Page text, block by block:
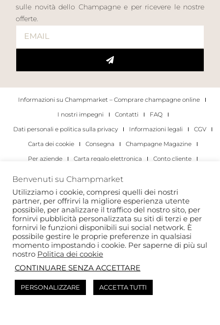
sulle novità dello Champagne e per ricevere le nostre
offerte.
Informazioni su Champmarket – Comprare champagne online
I nostri impegni
Contatti
FAQ
Dati personali e politica sulla privacy
Informazioni legali
CGV
Carta dei cookie
Consegna
Champagne Magazine
Per aziende
Carta regalo elettronica
Conto cliente
Per gli individui
Per le aziende
Copyright 2022 © tutti i diritti riservati. Champmarket.
Benvenuti su Champmarket
Utilizziamo i cookie, compresi quelli dei nostri
partner, per offrirvi la migliore esperienza utente
possibile, per analizzare il traffico del nostro sito, per
fornirvi pubblicità personalizzata su siti di terzi e per
fornirvi le funzioni disponibili sui social network. È
possibile gestire le proprie preferenze in qualsiasi
momento impostando i cookie. Per saperne di più sul
nostro Politica dei cookie
CONTINUARE SENZA ACCETTARE
PERSONALIZZARE ACCETTA TUTTI